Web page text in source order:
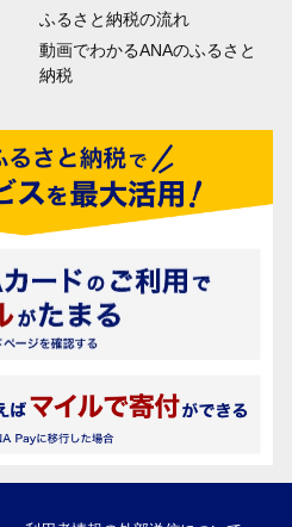
ふるさと納税の流れ
動画でわかるANAのふるさと
納税